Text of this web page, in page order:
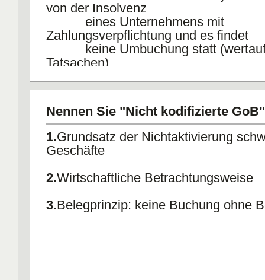
von der Insolvenz
eines Unternehmens mit
Zahlungsverpflichtung und es findet
keine Umbuchung statt
Tatsachen)
4.Grundsatz der Stetigkeit:
a) materielle Stetigkeit 252 (1) Nr.6
- Änderung der
Begründung
b) formelle Stetigkeit 252 (1) Nr.1
Nennen Sie "Nicht kodifizierte
1.Grundsatz der Nichtaktivierung
Geschäfte
2.Wirtschaftliche Betrachtungsweise
3.Belegprinzip: keine Buchung ohne